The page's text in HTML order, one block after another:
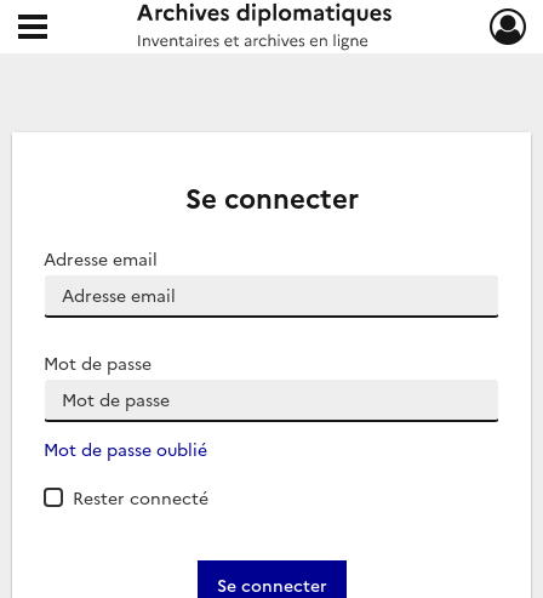
Archives diplomatiques
Ouvrir le menu déroulant
Se connecter
Adresse email
Mot de passe
Mot de passe oublié
Rester connecté
Se connecter